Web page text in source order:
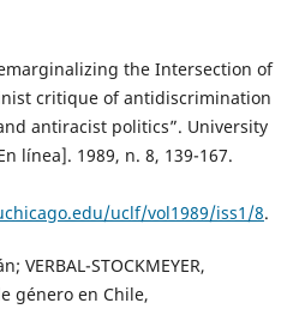
the Intersection of
critique of antidiscrimination
antiracist politics”. University
línea]. 1989, n. 8, 139-167.
uclf/vol1989/iss1/8.
VERBAL-STOCKMEYER,
género en Chile,